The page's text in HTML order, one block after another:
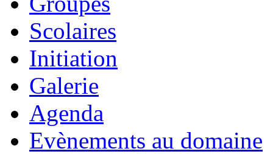
Scolaires
Initiation
Galerie
Agenda
Evènements au domaine